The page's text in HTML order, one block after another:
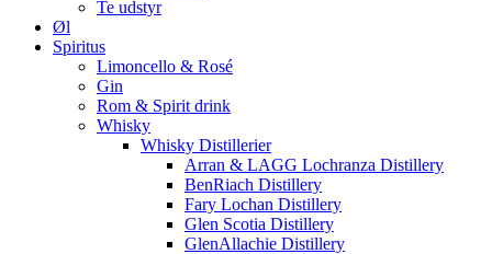
Te udstyr
Øl
Spiritus
Limoncello & Rosé
Gin
Rom & Spirit drink
Whisky
Whisky Distillerier
Arran & LAGG Lochranza Distillery
BenRiach Distillery
Fary Lochan Distillery
Glen Scotia Distillery
GlenAllachie Distillery